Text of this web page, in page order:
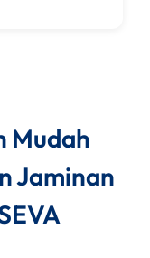
Mudah
Jaminan